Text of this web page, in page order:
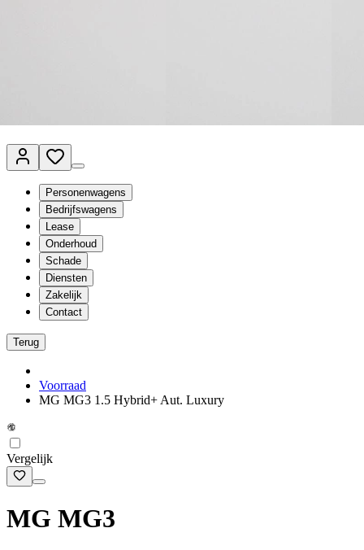
Personenwagens
Bedrijfswagens
Lease
Onderhoud
Schade
Diensten
Zakelijk
Contact
Terug
Voorraad
MG MG3 1.5 Hybrid+ Aut. Luxury
Vergelijk
MG MG3